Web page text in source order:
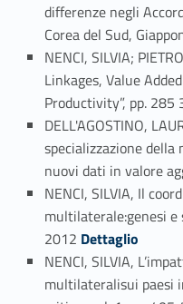
differenze negli
Corea del Sud,
NENCI, SILVIA;
Linkages, Value
Productivity”, pp. 285
DELL'AGOSTINO,
specializzazione
nuovi dati in valore
NENCI, SILVIA, Il
multilaterale:genesi e
2012 Link identifier #identifier_person_126114-60
Dettaglio
NENCI, SILVIA,
multilateralisui paesi